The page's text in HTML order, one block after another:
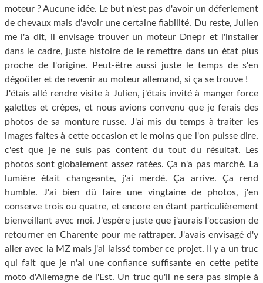
moteur ? Aucune idée. Le but n'est pas d'avoir un déferlement
de chevaux mais d'avoir une certaine fiabilité. Du reste, Julien
me l'a dit, il envisage trouver un moteur Dnepr et l'installer
dans le cadre, juste histoire de le remettre dans un état plus
proche de l'origine. Peut-être aussi juste le temps de s'en
dégoûter et de revenir au moteur allemand, si ça se trouve !
J'étais allé rendre visite à Julien, j'étais invité à manger force
galettes et crêpes, et nous avions convenu que je ferais des
photos de sa monture russe. J'ai mis du temps à traiter les
images faites à cette occasion et le moins que l'on puisse dire,
c'est que je ne suis pas content du tout du résultat. Les
photos sont globalement assez ratées. Ça n'a pas marché. La
lumière était changeante, j'ai merdé. Ça arrive. Ça rend
humble. J'ai bien dû faire une vingtaine de photos, j'en
conserve trois ou quatre, et encore en étant particulièrement
bienveillant avec moi. J'espère juste que j'aurais l'occasion de
retourner en Charente pour me rattraper. J'avais envisagé d'y
aller avec la MZ mais j'ai laissé tomber ce projet. Il y a un truc
qui fait que je n'ai une confiance suffisante en cette petite
moto d'Allemagne de l'Est. Un truc qu'il ne sera pas simple à